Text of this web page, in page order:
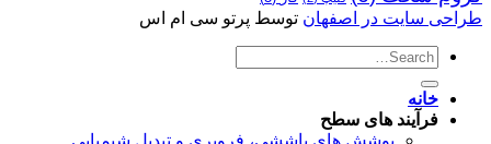
طراحی سایت در اصفهان توسط پرتو سی ام اس
خانه
فرآیند های سطح
پوشش های پاششی، فروبری و تبدیل شیمیایی